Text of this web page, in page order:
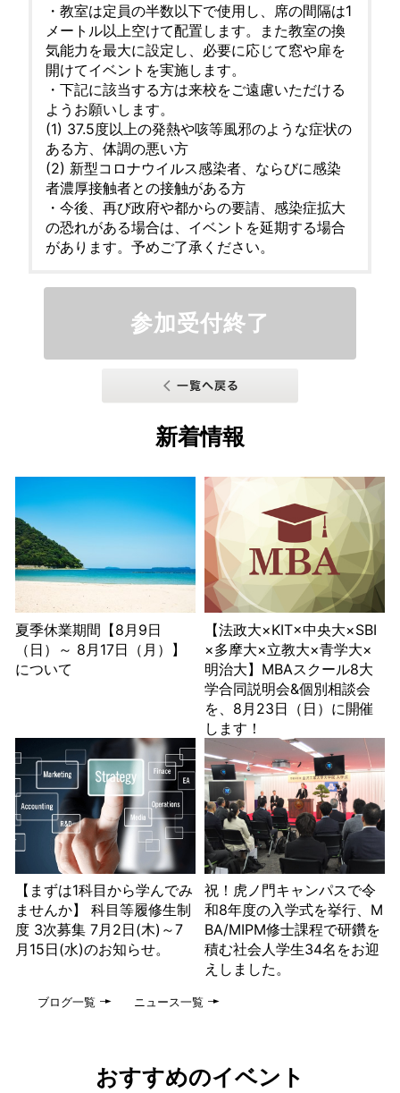
・教室は定員の半数以下で使用し、席の間隔は1
メートル以上空けて配置します。また教室の換
気能力を最大に設定し、必要に応じて窓や扉を
開けてイベントを実施します。
・下記に該当する方は来校をご遠慮いただける
ようお願いします。
(1) 37.5度以上の発熱や咳等風邪のような症状の
ある方、体調の悪い方
(2) 新型コロナウイルス感染者、ならびに感染
者濃厚接触者との接触がある方
・今後、再び政府や都からの要請、感染症拡大
の恐れがある場合は、イベントを延期する場合
があります。予めご了承ください。
参加受付終了
新着情報
夏季休業期間【8月9日
（日）～ 8月17日（月）】
について
【法政大×KIT×中央大×SBI
×多摩大×立教大×青学大×
明治大】MBAスクール8大
学合同説明会&個別相談会
を、8月23日（日）に開催
します！
【まずは1科目から学んでみ
ませんか】 科目等履修生制
度 3次募集 7月2日(木)～7
月15日(水)のお知らせ。
祝！虎ノ門キャンパスで令
和8年度の入学式を挙行、M
BA/MIPM修士課程で研鑽を
積む社会人学生34名をお迎
えしました。
ブログ一覧 ニュース一覧
おすすめのイベント